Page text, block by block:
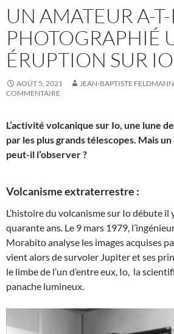
UN AMATEUR A-T-
PHOTOGRAPHIÉ
ÉRUPTION SUR IO
AOÛT 5, 2021 JEAN-BAPTISTE FELDMANN
COMMENTAIRE
L’activité volcanique sur Io, une lune
par les plus grands télescopes. Mais
peut-il l’observer ?
Volcanisme extraterrestre :
L’histoire du volcanisme sur Io débute il
quarante ans. Le 9 mars 1979,
Morabito analyse les images acquises
vient alors de survoler Jupiter et ses
le limbe de l’un d’entre eux, Io, la
panache lumineux.